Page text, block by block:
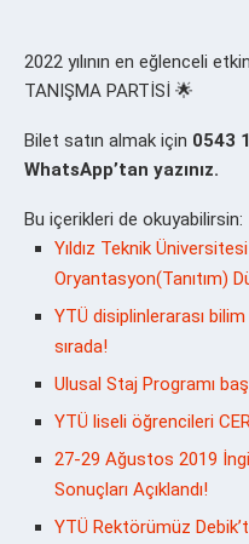
2022 yılının en eğlenceli
TANIŞMA PARTİSİ 🌟
Bilet satın almak için 0543
WhatsApp’tan yazınız.
Bu içerikleri de okuyabilirsin:
Yıldız Teknik
Oryantasyon(Tanıtım)
YTÜ disiplinlerarası
sırada!
Ulusal Staj Programı
YTÜ liseli öğrencileri
27-29 Ağustos 2019
Sonuçları Açıklandı!
YTÜ Rektörümüz